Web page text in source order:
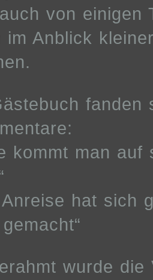
von einigen
im Anblick
fanden
kommt man
Anreise hat sich
gemacht“
wurde